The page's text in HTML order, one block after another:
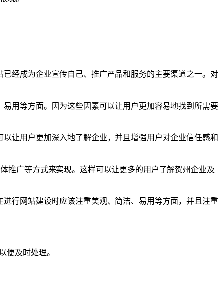
经成为企业宣传自己、推广产品和服务的主要渠道之一。对
用等方面。因为这些因素可以让用户更加容易地找到所需要
让用户更加深入地了解企业，并且增强用户对企业信任感和
推广等方式来实现。这样可以让更多的用户了解贺州企业及
行网站建设时应该注重美观、简洁、易用等方面，并且注重
便及时处理。